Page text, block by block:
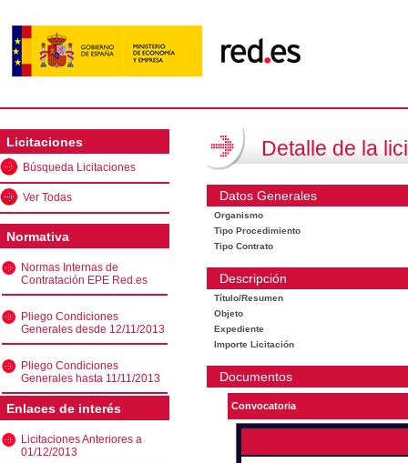
Licitaciones
Búsqueda Licitaciones
Ver Todas
Normativa
Normas Internas de
Contratación EPE Red.es
Pliego Condiciones
Generales desde 12/11/2013
Pliego Condiciones
Generales hasta 11/11/2013
Enlaces de interés
Licitaciones Anteriores a
01/12/2013
Detalle de la
Datos Generales
Organismo
Tipo Procedimiento
Tipo Contrato
Descripción
Título/Resumen
Objeto
Expediente
Importe Licitación
Documentos
Convocatoria